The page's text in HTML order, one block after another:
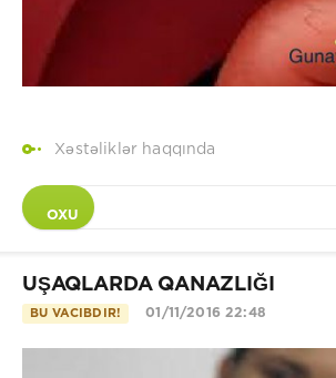
Xəstəliklər haqqında
OXU
UŞAQLARDA QANAZLIĞI
BU VACIBDIR! 01/11/2016 22:48